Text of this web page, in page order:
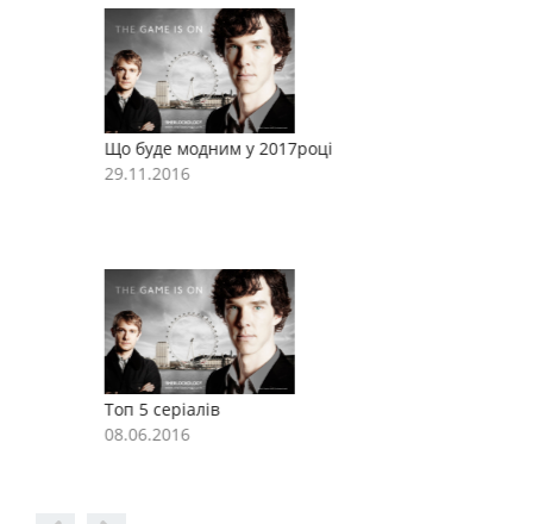
Що буде модним у 2017році
29.11.2016
Топ 5 серіалів
08.06.2016